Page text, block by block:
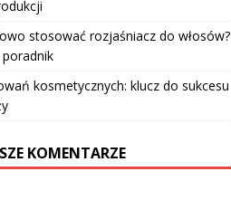
stosować rozjaśniacz do włosów?
kosmetycznych: klucz do sukcesu
KOMENTARZE